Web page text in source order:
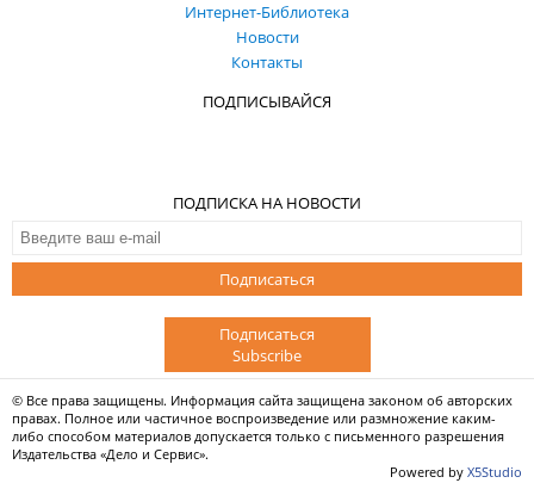
Интернет-Библиотека
Новости
Контакты
ПОДПИСЫВАЙСЯ
ПОДПИСКА НА НОВОСТИ
Подписаться
Подписаться
Subscribe
© Все права защищены. Информация сайта защищена законом об авторских
правах. Полное или частичное воспроизведение или размножение каким-
либо способом материалов допускается только с письменного разрешения
Издательства «Дело и Сервис».
Powered by X5Studio